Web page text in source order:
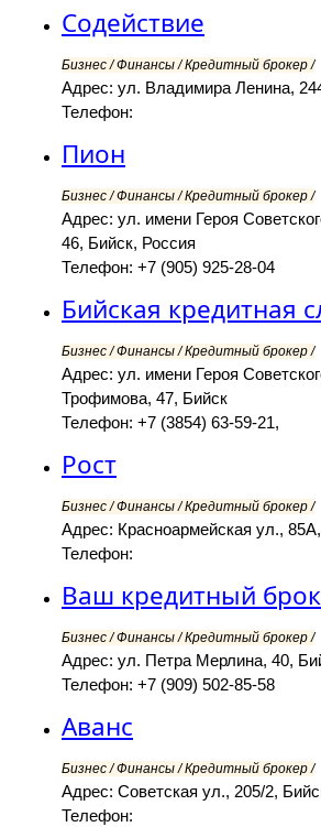
Содействие
Бизнес / Финансы / Кредитный брокер /
Адрес: ул. Владимира Ленина,
Телефон:
Пион
Бизнес / Финансы / Кредитный брокер /
Адрес: ул. имени Героя
46, Бийск, Россия
Телефон: +7 (905) 925-28-04
Бийская кредитная
Бизнес / Финансы / Кредитный брокер /
Адрес: ул. имени Героя
Трофимова, 47, Бийск
Телефон: +7 (3854) 63-59-21,
Рост
Бизнес / Финансы / Кредитный брокер /
Адрес: Красноармейская ул.,
Телефон:
Ваш кредитный
Бизнес / Финансы / Кредитный брокер /
Адрес: ул. Петра Мерлина, 40,
Телефон: +7 (909) 502-85-58
Аванс
Бизнес / Финансы / Кредитный брокер /
Адрес: Советская ул., 205/2,
Телефон: